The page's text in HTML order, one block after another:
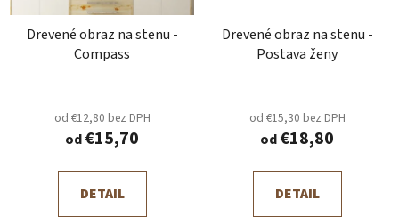
Drevené obraz na stenu -
Compass
od €12,80 bez DPH
od€15,70
DETAIL
Drevené obraz na stenu -
Postava ženy
od €15,30 bez DPH
od€18,80
DETAIL